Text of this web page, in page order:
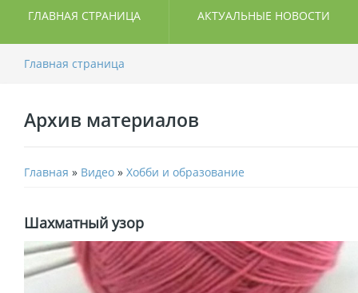
ГЛАВНАЯ СТРАНИЦА АКТУАЛЬНЫЕ НОВОСТИ
Главная страница
Архив материалов
Главная » Видео » Хобби и образование
Шахматный узор